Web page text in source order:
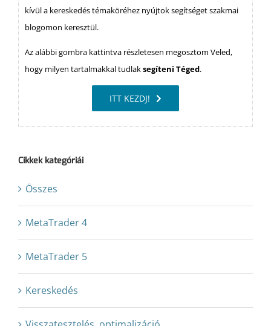
kívül a kereskedés témaköréhez nyújtok segítséget szakmai
blogomon keresztül.
Az alábbi gombra kattintva részletesen megosztom Veled,
hogy milyen tartalmakkal tudlaksegíteni Téged.
ITT KEZDJ!
Cikkek kategóriái
Összes
MetaTrader 4
MetaTrader 5
Kereskedés